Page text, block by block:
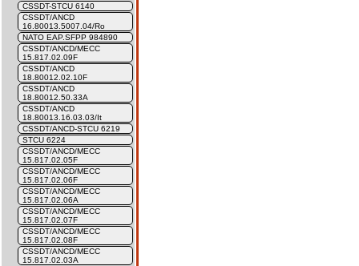
CSSDT-STCU 6140
CSSDT/ANCD
16.80013.5007.04/Ro
NATO EAP.SFPP 984890
CSSDT/ANCD/MECC
15.817.02.09F
CSSDT/ANCD
18.80012.02.10F
CSSDT/ANCD
18.80012.50.33A
CSSDT/ANCD
18.80013.16.03.03/It
CSSDT/ANCD-STCU 6219
STCU 6224
CSSDT/ANCD/MECC
15.817.02.05F
CSSDT/ANCD/MECC
15.817.02.06F
CSSDT/ANCD/MECC
15.817.02.06A
CSSDT/ANCD/MECC
15.817.02.07F
CSSDT/ANCD/MECC
15.817.02.08F
CSSDT/ANCD/MECC
15.817.02.03A